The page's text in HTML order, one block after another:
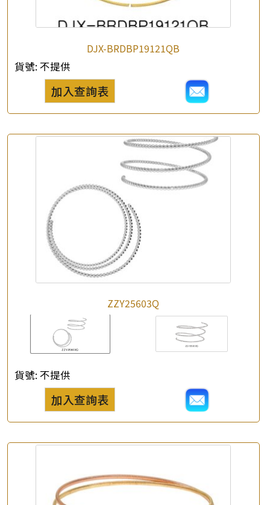
產品查詢 ×
*e-mail
查詢以下產品
DJX-BRDBP19121QB
貨號: 不提供
加入查詢表
ZZY25603Q
貨號: 不提供
加入查詢表